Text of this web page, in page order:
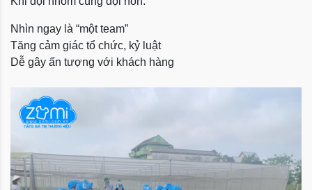
Nhìn ngay là “một team”
Tăng cảm giác tổ chức, kỷ luật
Dễ gây ấn tượng với khách hàng